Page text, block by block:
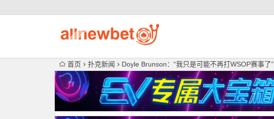
首页 扑克新闻 Doyle Brunson：“我只是可能不再打WSOP赛事了”